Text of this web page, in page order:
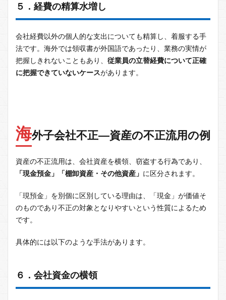
５．経費の精算水増し
会社経費以外の個人的な支出についても精算し、着服する手
法です。海外では領収書が外国語であったり、業務の実情が
把握しきれないこともあり、 従業員の立替経費について正確
に把握できていないケースがあります。
海外子会社不正―資産の不正流用の例
資産の不正流用は、会社資産を横領、窃盗する行為であり、
「現金預金」「棚卸資産・その他資産」 に区分されます。
「現預金」を別個に区別している理由は、「現金」が価値そ
のものであり不正の対象となりやすいという性質によるため
です。
具体的には以下のような手法があります。
６．会社資金の横領